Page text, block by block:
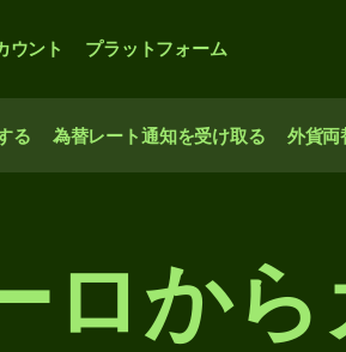
ウント プラットフォーム
る 為替レート通知を受け取る 外貨両
ロか